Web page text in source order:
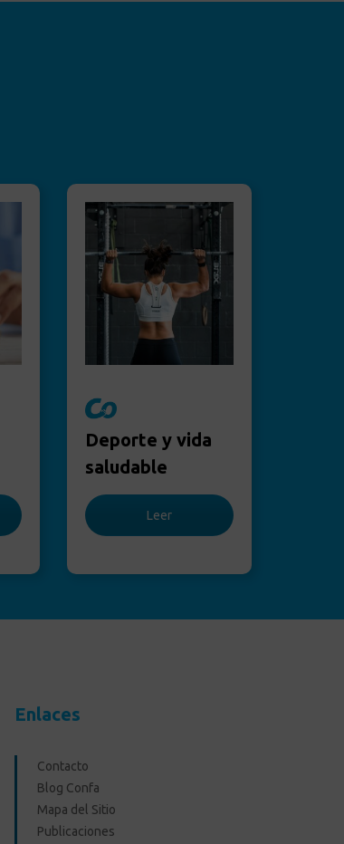
Deporte y vida
saludable
Leer
Enlaces
Contacto
Blog Confa
Mapa del Sitio
Publicaciones